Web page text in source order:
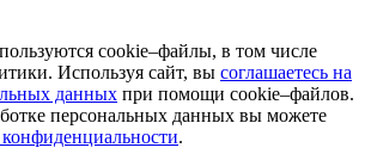
cookie–файлы, в том числе
Используя сайт, вы соглашаетесь на
данных при помощи cookie–файлов.
персональных данных вы можете
.